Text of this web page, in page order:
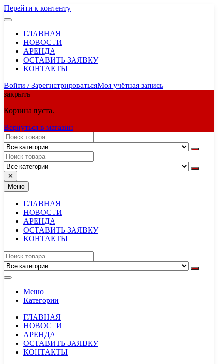
Перейти к контенту
ГЛАВНАЯ
НОВОСТИ
АРЕНДА
ОСТАВИТЬ ЗАЯВКУ
КОНТАКТЫ
Войти / ЗарегистрироватьсяМоя учётная запись
закрыть
Корзина пуста.
Вернуться в магазин
✕
Меню
ГЛАВНАЯ
НОВОСТИ
АРЕНДА
ОСТАВИТЬ ЗАЯВКУ
КОНТАКТЫ
Меню
Категории
ГЛАВНАЯ
НОВОСТИ
АРЕНДА
ОСТАВИТЬ ЗАЯВКУ
КОНТАКТЫ